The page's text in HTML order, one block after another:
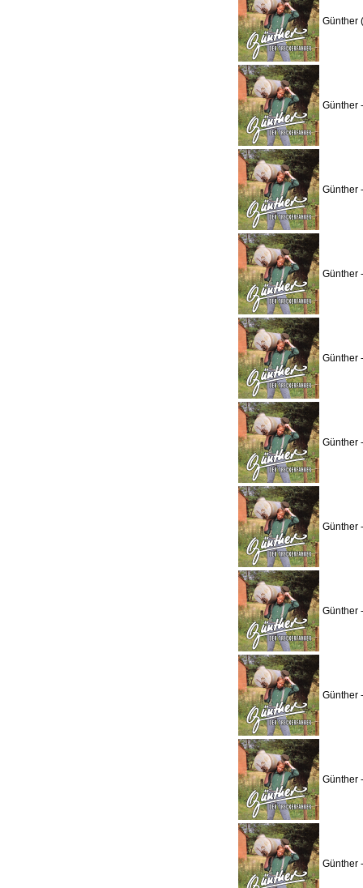
Günther
Günther
Günther
Günther
Günther
Günther
Günther
Günther
Günther
Günther
Günther